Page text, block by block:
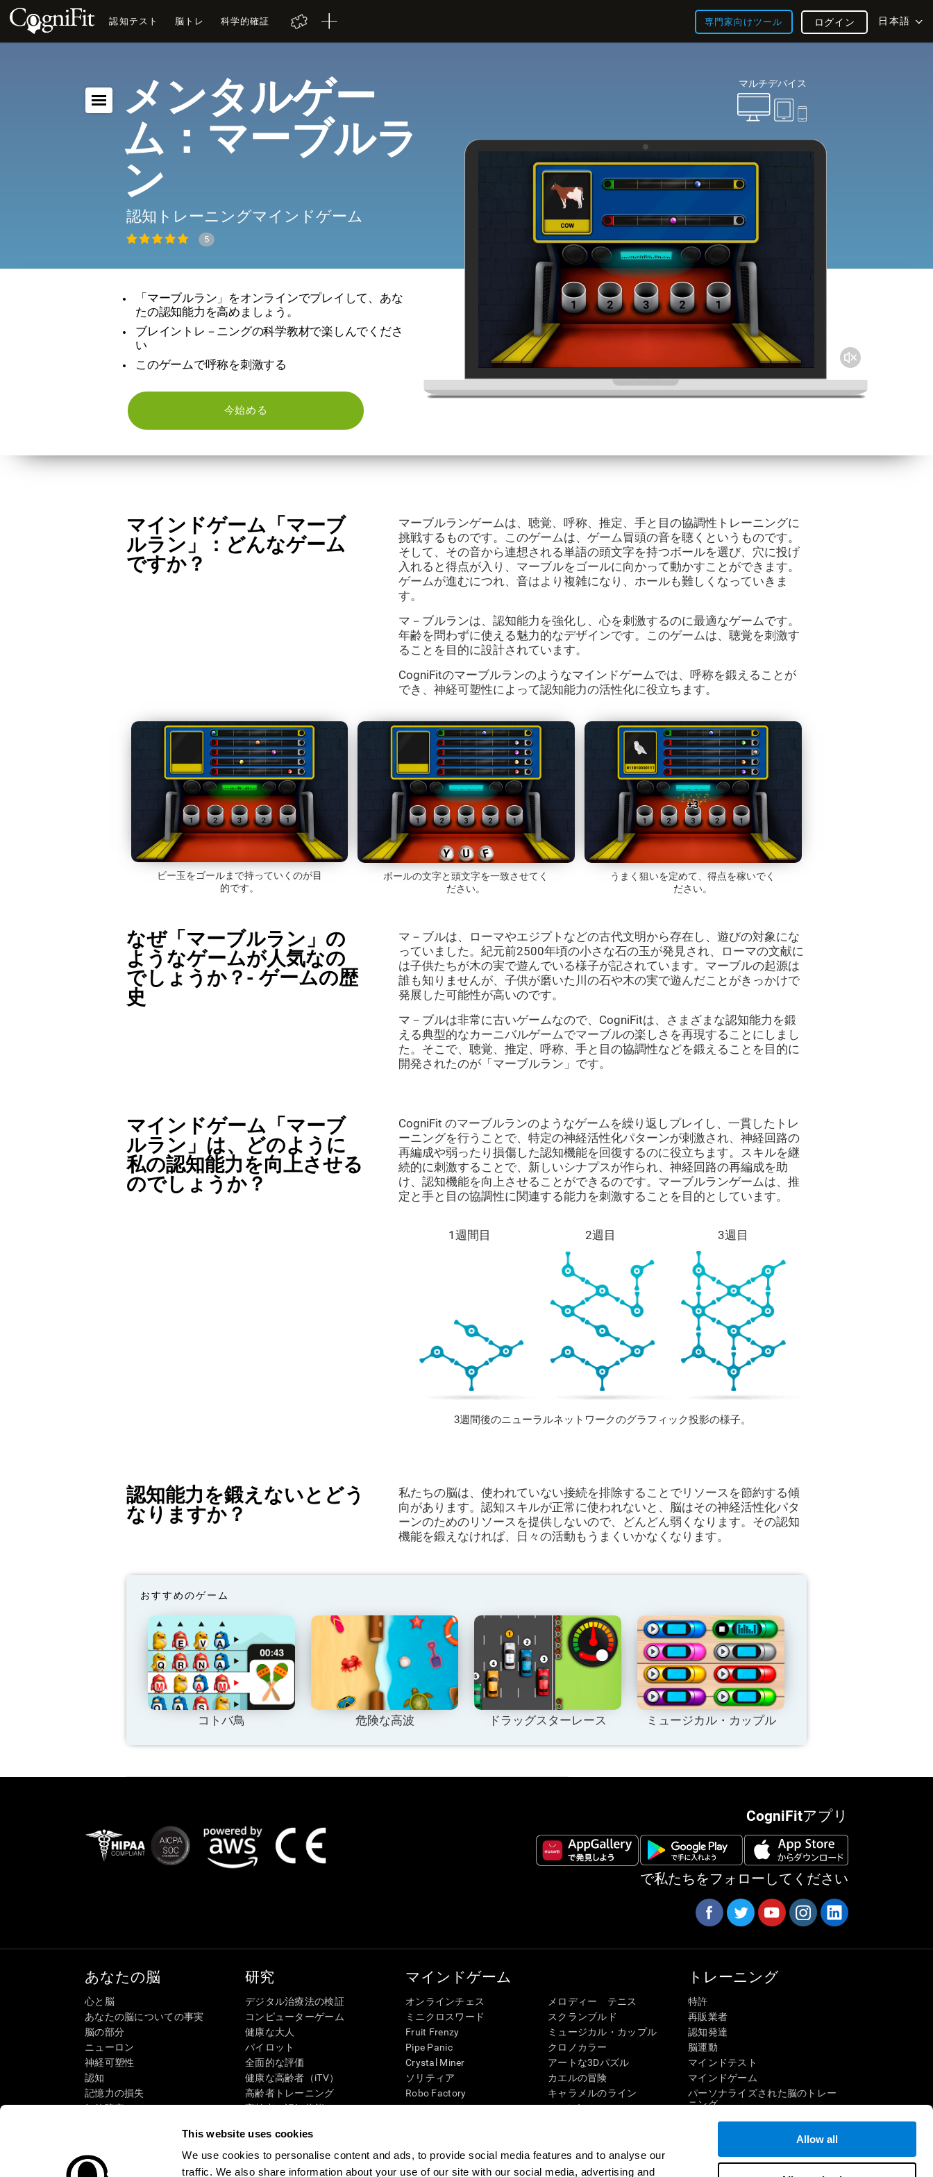
This website uses cookies
We use cookies to personalise content and ads, to provide social media features and to analyse our
traffic. We also share information about your use of our site with our social media, advertising and
Allow all
認知テスト 脳トレ 科学的確証 専門家向けツール 日本語
ログイン
マルチデバイス
メンタルゲー
ム：マーブルラ
ン
認知トレーニングマインドゲーム
5
「マーブルラン」をオンラインでプレイして、あな
たの認知能力を高めましょう。
ブレイントレ－ニングの科学教材で楽しんでくださ
い
このゲームで呼称を刺激する
今始める
マインドゲーム「マーブ
ルラン」：どんなゲーム
ですか？
マーブルランゲームは、聴覚、呼称、推定、手と目の協調性トレーニングに
挑戦するものです。このゲームは、ゲーム冒頭の音を聴くというものです。
そして、その音から連想される単語の頭文字を持つボールを選び、穴に投げ
入れると得点が入り、マーブルをゴールに向かって動かすことができます。
ゲームが進むにつれ、音はより複雑になり、ホールも難しくなっていきま
す。
マ－ブルランは、認知能力を強化し、心を刺激するのに最適なゲームです。
年齢を問わずに使える魅力的なデザインです。このゲームは、聴覚を刺激す
ることを目的に設計されています。
CogniFitのマーブルランのようなマインドゲームでは、呼称を鍛えることが
でき、神経可塑性によって認知能力の活性化に役立ちます。
ビー玉をゴールまで持っていくのが目
的です。
ボールの文字と頭文字を一致させてく
ださい。
うまく狙いを定めて、得点を稼いでく
ださい。
なぜ「マーブルラン」の
ようなゲームが人気なの
でしょうか？- ゲームの歴
史
マ－ブルは、ローマやエジプトなどの古代文明から存在し、遊びの対象にな
っていました。紀元前2500年頃の小さな石の玉が発見され、ローマの文献に
は子供たちが木の実で遊んでいる様子が記されています。マーブルの起源は
誰も知りませんが、子供が磨いた川の石や木の実で遊んだことがきっかけで
発展した可能性が高いのです。
マ－ブルは非常に古いゲームなので、CogniFitは、さまざまな認知能力を鍛
える典型的なカーニバルゲームでマーブルの楽しさを再現することにしまし
た。そこで、聴覚、推定、呼称、手と目の協調性などを鍛えることを目的に
開発されたのが「マーブルラン」です。
マインドゲーム「マーブ
ルラン」は、どのように
私の認知能力を向上させる
のでしょうか？
CogniFit のマーブルランのようなゲームを繰り返しプレイし、一貫したトレ
ーニングを行うことで、特定の神経活性化パターンが刺激され、神経回路の
再編成や弱ったり損傷した認知機能を回復するのに役立ちます。スキルを継
続的に刺激することで、新しいシナプスが作られ、神経回路の再編成を助
け、認知機能を向上させることができるのです。マーブルランゲームは、推
定と手と目の協調性に関連する能力を刺激することを目的としています。
1週間目 2週目 3週目
3週間後のニューラルネットワークのグラフィック投影の様子。
認知能力を鍛えないとどう
なりますか？
私たちの脳は、使われていない接続を排除することでリソースを節約する傾
向があります。認知スキルが正常に使われないと、脳はその神経活性化パタ
ーンのためのリソースを提供しないので、どんどん弱くなります。その認知
機能を鍛えなければ、日々の活動もうまくいかなくなります。
おすすめのゲーム
コトバ鳥 危険な高波 ドラッグスターレース ミュージカル・カップル
CogniFitアプリ
で私たちをフォローしてください
あなたの脳
心と脳
あなたの脳についての事実
脳の部分
ニューロン
神経可塑性
認知
記憶力の損失
知的障害
認識
注意
研究
デジタル治療法の検証
コンピューターゲーム
健康な大人
パイロット
全面的な評価
健康な高齢者（iTV）
高齢者トレーニング
高齢者の認知状態
タクソノミーSG4D
マインドゲーム
オンラインチェス
ミニクロスワード
Fruit Frenzy
Pipe Panic
Crystal Miner
ソリティア
Robo Factory
Ant Escape
ビジュアルクロスワード
マッチイット
メロディー テニス
スクランブルド
ミュージカル・カップル
クロノカラー
アートな3Dパズル
カエルの冒険
キャラメルのライン
3Dパズル
ズンバル
ボードゲーム
トレーニング
特許
再販業者
認知発達
脳運動
マインドテスト
マインドゲーム
パーソナライズされた脳のトレー
ニング
マインドゲーム
才能ある子供たち